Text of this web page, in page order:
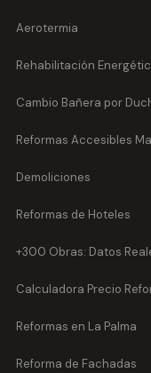
Aerotermia
Rehabilitación
Cambio Bañera por
Reformas Accesibles
Demoliciones
Reformas de Hoteles
+300 Obras: Datos
Calculadora Precio
Reformas en La Palma
Reforma de Fachadas